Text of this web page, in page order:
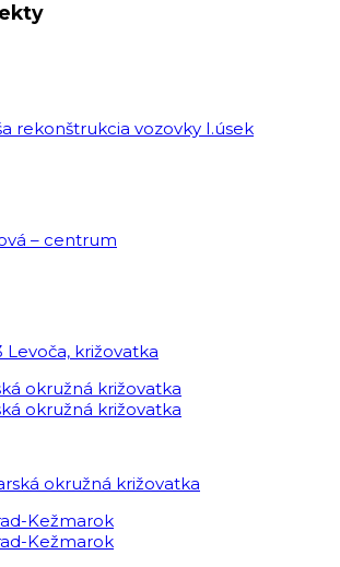
rekonštrukcia vozovky I.úsek
– centrum
Levoča, križovatka
okružná križovatka